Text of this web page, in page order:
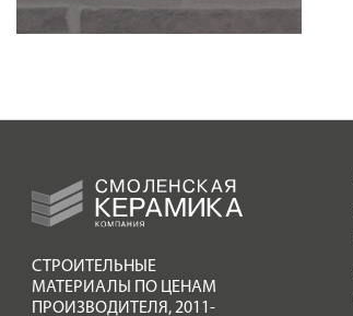
СТРОИТЕЛЬНЫЕ
МАТЕРИАЛЫ ПО ЦЕНАМ
ПРОИЗВОДИТЕЛЯ,2011-